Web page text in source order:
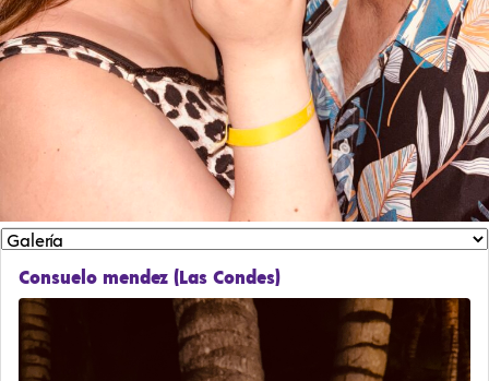
Consuelo mendez (Las Condes)